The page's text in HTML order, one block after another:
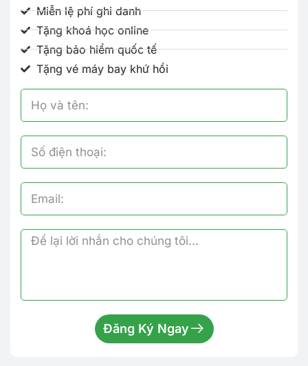
Miễn lệ phí ghi danh
Tặng khoá học online
Tặng bảo hiểm quốc tế
Tặng vé máy bay khứ hồi
Đăng Ký Ngay